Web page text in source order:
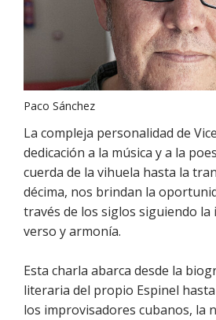
Paco Sánchez
La compleja personalidad de
dedicación a la música y a la
cuerda de la vihuela hasta la
décima, nos brindan la
través de los siglos siguiendo
verso y armonía.
Esta charla abarca desde la
literaria del propio Espinel
los improvisadores cubanos, la